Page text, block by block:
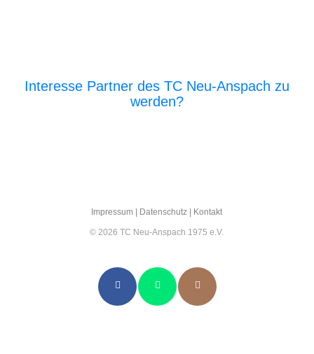
Interesse Partner des TC Neu-Anspach zu
werden?
Impres­sum | Daten­schutz | Kon­takt
© 2026 TC Neu-Anspach 1975 e.V.